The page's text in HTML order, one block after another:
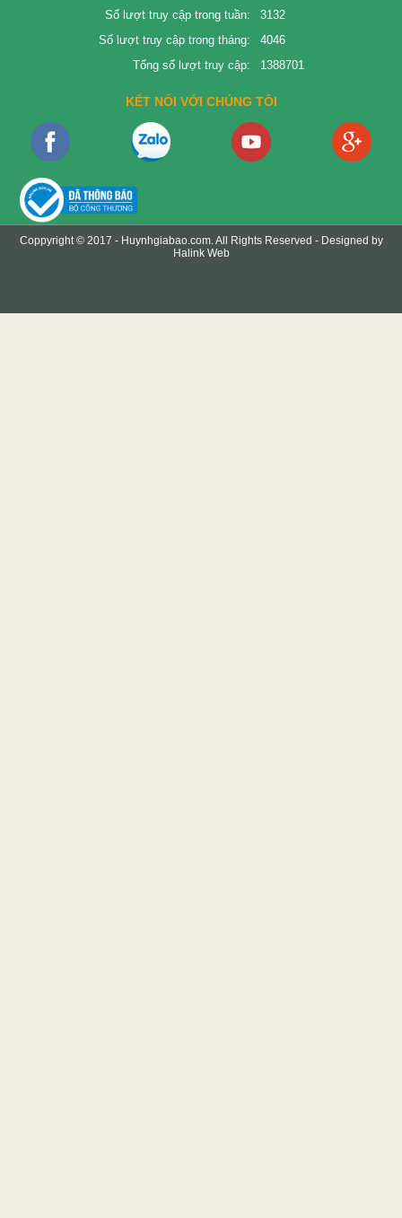
Số lượt truy cập trong tuần:
3132
Số lượt truy cập trong tháng:
4046
Tổng số lượt truy cập:
1388701
KẾT NỐI VỚI CHÚNG TÔI
Coppyright © 2017 - Huynhgiabao.com. All Rights Reserved - Designed by
Halink Web